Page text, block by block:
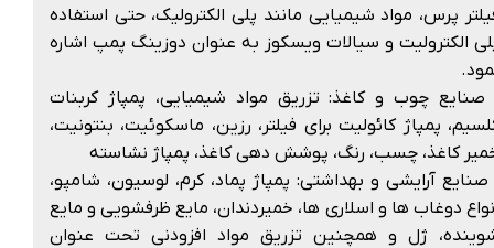
پرس، مواد شیمیایی مانند پلی الکترولیک، حتی استفاده
الکترولیت و سیالات ویسکوز به عنوان دوزینگ پمپ اشاره
صنایع چوب و کاغذ: تزریق مواد شیمیایی، پمپاژ کربنات
پمپاژ کائولیت برای فیلتر، رزین، ماسکوئیت، بنتونیت،
کاغذ، چسب، رنگ، پوشش دهی کاغذ، پمپاژ نشاسته
صنایع آرایشی و بهداشتی: پمپاژ پماد، کرم، لوسیون، شامپو،
دوغاب ها و اسلاری ها، خمیردندان، مایع ظرفشویی و مایع
ژل و همچنین تزریق مواد افزودنی تحت عنوان